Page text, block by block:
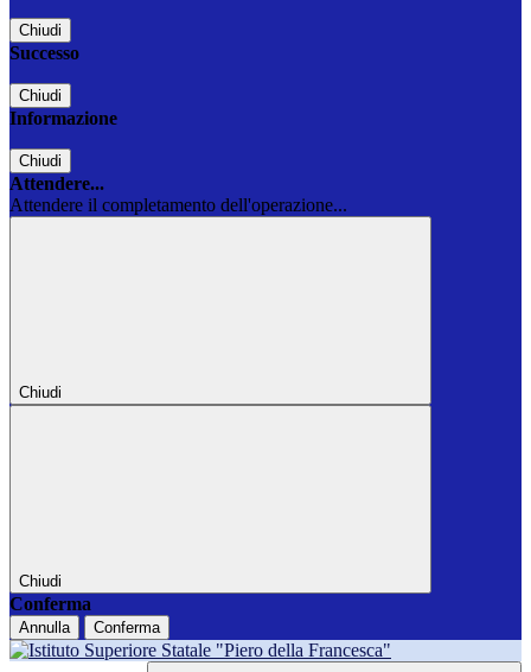
Chiudi
Successo
Chiudi
Informazione
Chiudi
Attendere...
Attendere il completamento dell'operazione...
Chiudi
Chiudi
Conferma
Annulla Conferma